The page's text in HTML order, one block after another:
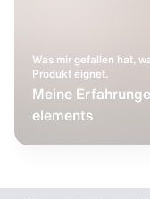
Was mir gefallen hat,
Produkt eignet.
Meine
elements